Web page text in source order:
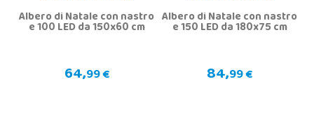
Albero di Natale con nastro
e 100 LED da 150x60 cm
64,99 €
Albero di Natale con nastro
e 150 LED da 180x75 cm
84,99 €